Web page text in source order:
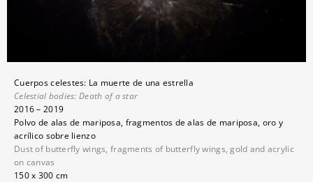
Cuerpos celestes: La muerte de una estrella
Celestial bodies:Death of a star
2016 – 2019
Polvo de alas de mariposa, fragmentos de alas de mariposa, oro y
acrílico sobre lienzo
Dust of butterfly wings, fragments of butterfly wings, gold and acrylic
on canvas
150 x 300 cm